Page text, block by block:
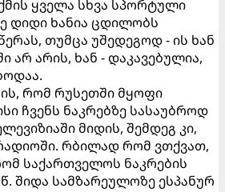
ყველა სხვა სპორტული
დიდი ხანია ცდილობს
თუმცა უშედეგოდ - ის ხან
არ არის, ხან - დაკავებულია,
რომ რუსეთში მყოფი
ჩვენს ნაკრებზე სასაუბროდ
მიდის, შემდეგ კი,
რბილად რომ ვთქვათ,
საქართველოს ნაკრების
შიდა სამზარეულოზე ესპანურ